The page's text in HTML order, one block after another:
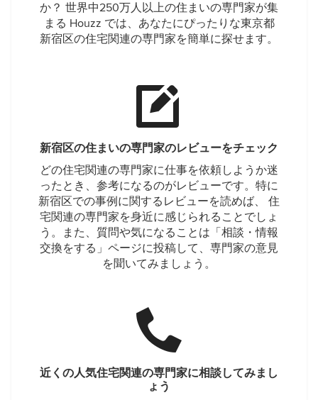
か？ 世界中250万人以上の住まいの専門家が集
まる Houzz では、あなたにぴったりな東京都
新宿区の住宅関連の専門家を簡単に探せます。
新宿区の住まいの専門家のレビューをチェック
どの住宅関連の専門家に仕事を依頼しようか迷
ったとき、参考になるのがレビューです。特に
新宿区での事例に関するレビューを読めば、 住
宅関連の専門家を身近に感じられることでしょ
う。また、質問や気になることは「相談・情報
交換をする」ページに投稿して、専門家の意見
を聞いてみましょう。
近くの人気住宅関連の専門家に相談してみまし
ょう